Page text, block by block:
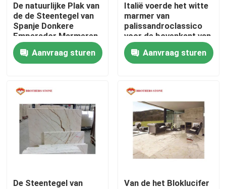
De Plakken van de granietsteen
De Tegels van de granietsteen
Opgepoetste Granietsteen
Gevlamde Granietsteen
Marmeren Steenplak
marmeren steentegel
De natuurlijke Plak van
de de Steentegel van
Spanje Donkere
Emperador Marmeren
voor Countertop
Aanvraag sturen
Italië voerde het witte
marmer van
palissandroclassico
voor de bovenkant van
de badkamersijdelheid
in
Aanvraag sturen
De Steentegel van
Van de het Bloklucifer